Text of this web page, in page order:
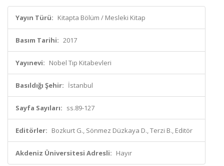
Yayın Türü: Kitapta Bölüm / Mesleki Kitap
Basım Tarihi: 2017
Yayınevi: Nobel Tıp Kitabevleri
Basıldığı Şehir: İstanbul
Sayfa Sayıları: ss.89-127
Editörler: Bozkurt G., Sönmez Düzkaya D., Terzi B., Editör
Akdeniz Üniversitesi Adresli: Hayır